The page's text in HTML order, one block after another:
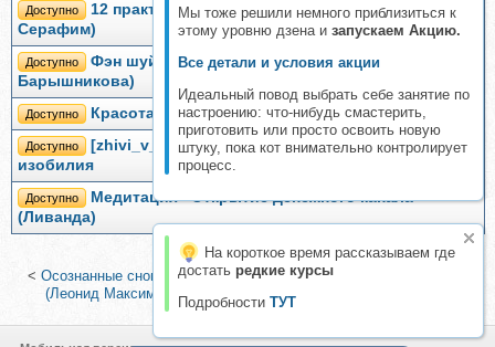
Мы тоже решили немного приблизиться к
этому уровню дзена и запускаем Акцию.
Все детали и условия акции
Идеальный повод выбрать себе занятие по
настроению: что-нибудь смастерить,
приготовить или просто освоить новую
штуку, пока кот внимательно контролирует
процесс.
На короткое время рассказываем где
достать редкие курсы
Подробности ТУТ
Доступно
12 практик открытия денежного канала (Ангел
Серафим)
Доступно
Фэн шуй денежного потока, 2014 (Анна
Барышникова)
Доступно Красота вашего тела (Ирина Дудина)
Доступно
[zhivi_v_radosti_] Практики на открытие канала
изобилия
Доступно
Медитация «Открытие денежного канала»
(Ливанда)
< Осознанные сновидения и внетелесные путешествия. 2.0, 2015
(Леонид Максимец)
| Выход в Астрал (Александр Аверин)